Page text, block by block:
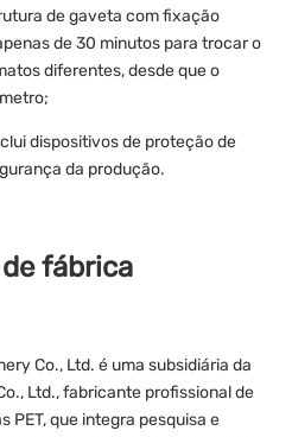
de gaveta com fixação
de 30 minutos para trocar o
diferentes, desde que o
dispositivos de proteção de
da produção.
fábrica
Co., Ltd. é uma subsidiária da
Ltd., fabricante profissional de
PET, que integra pesquisa e